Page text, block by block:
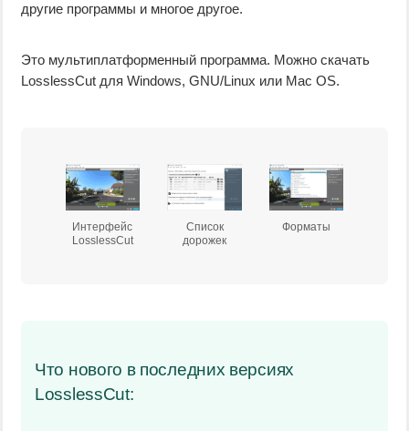
другие программы и многое другое.
Это мультиплатформенный программа. Можно скачать
LosslessCut для Windows, GNU/Linux или Mac OS.
Интерфейс
LosslessCut
Список
дорожек
Форматы
Что нового в последних версиях
LosslessCut: